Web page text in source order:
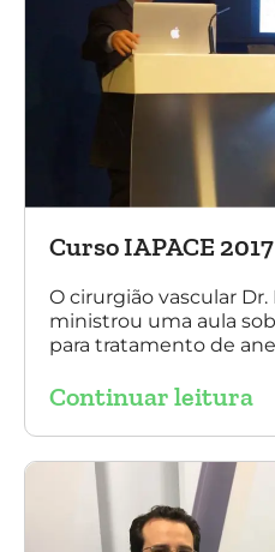
Curso IAPACE 2017
O cirurgião vascular
ministrou uma aula
para tratamento de
2017). Agradecemos a
Sergio Belczak pelo
Continuar leitura